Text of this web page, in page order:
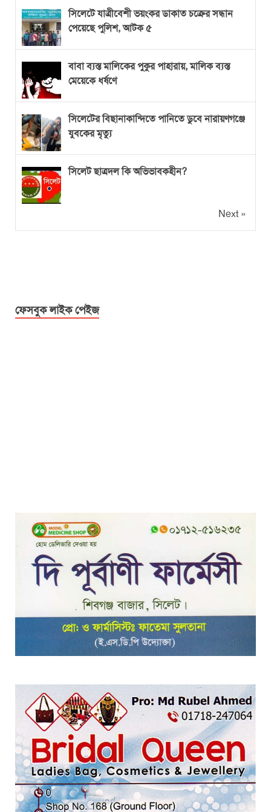
সিলেটে যাত্রীবেশী ভয়ংকর ডাকাত চক্রের সন্ধান
পেয়েছে পুলিশ, আটক ৫
বাবা ব্যস্ত মালিকের পুকুর পাহারায়, মালিক ব্যস্ত
মেয়েকে ধর্ষণে
সিলেটের বিছানাকান্দিতে পানিতে ডুবে নারায়ণগঞ্জে
যুবকের মৃত্যু
সিলেট ছাত্রদল কি অভিভাবকহীন?
Next »
ফেসবুক লাইক পেইজ